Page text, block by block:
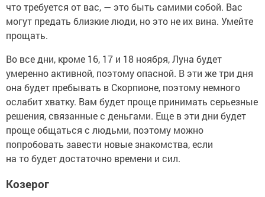
что требуется от вас, — это быть самими собой. Вас
могут предать близкие люди, но это не их вина. Умейте
прощать.
Во все дни, кроме 16, 17 и 18 ноября, Луна будет
умеренно активной, поэтому опасной. В эти же три дня
она будет пребывать в Скорпионе, поэтому немного
ослабит хватку. Вам будет проще принимать серьезные
решения, связанные с деньгами. Еще в эти дни будет
проще общаться с людьми, поэтому можно
попробовать завести новые знакомства, если
на то будет достаточно времени и сил.
Козерог